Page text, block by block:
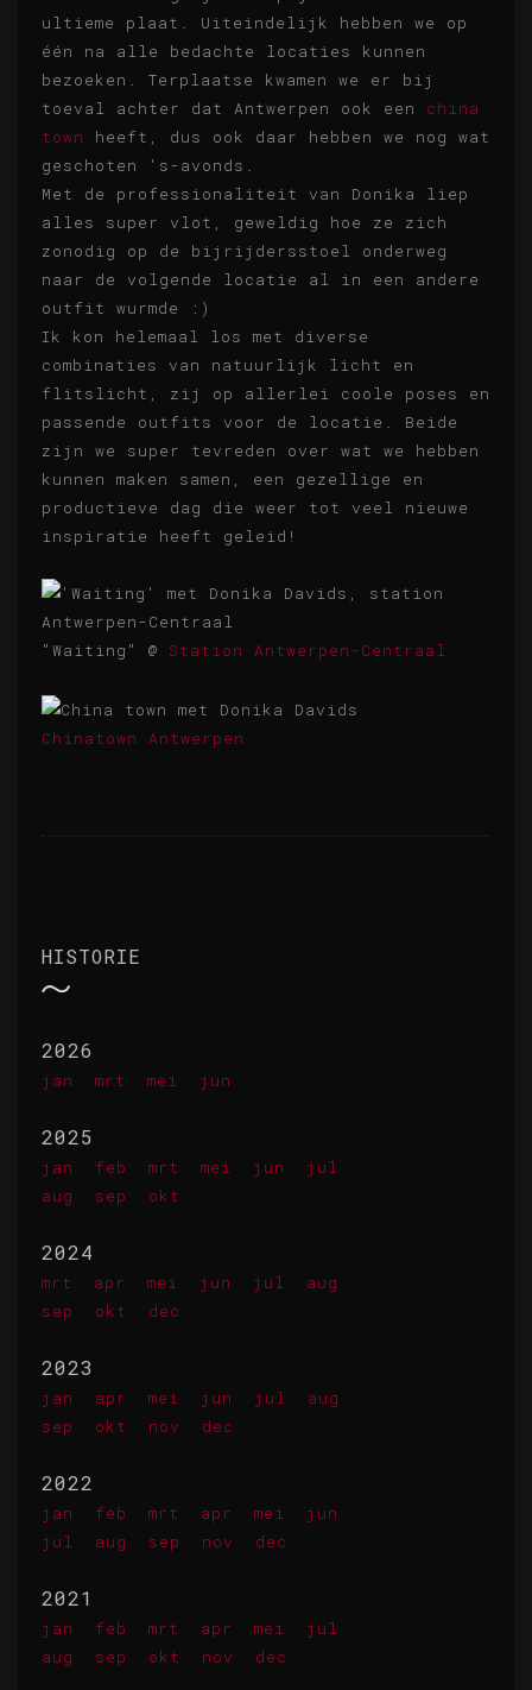
ultieme plaat. Uiteindelijk hebben we op
één na alle bedachte locaties kunnen
bezoeken. Terplaatse kwamen we er bij
toeval achter dat Antwerpen ook een china
town
heeft, dus ook daar hebben we nog wat
geschoten 's-avonds.
Met de professionaliteit van Donika liep
alles super vlot, geweldig hoe ze zich
zonodig op de bijrijdersstoel onderweg
naar de volgende locatie al in een andere
outfit wurmde :)
Ik kon helemaal los met diverse
combinaties van natuurlijk licht en
flitslicht, zij op allerlei coole poses en
passende outfits voor de locatie. Beide
zijn we super tevreden over wat we hebben
kunnen maken samen, een gezellige en
productieve dag die weer tot veel nieuwe
inspiratie heeft geleid!
"Waiting" @ Station Antwerpen-Centraal
Chinatown Antwerpen
HISTORIE
2026
jan mrt mei jun
2025
jan feb mrt mei jun
jul
aug
sep okt
2024
mrt apr mei jun jul
aug
sep
okt dec
2023
jan apr mei jun jul
aug
sep
okt nov dec
2022
jan feb mrt apr mei
jun
jul
aug sep nov dec
2021
jan feb mrt apr mei
jul
aug
sep okt nov dec